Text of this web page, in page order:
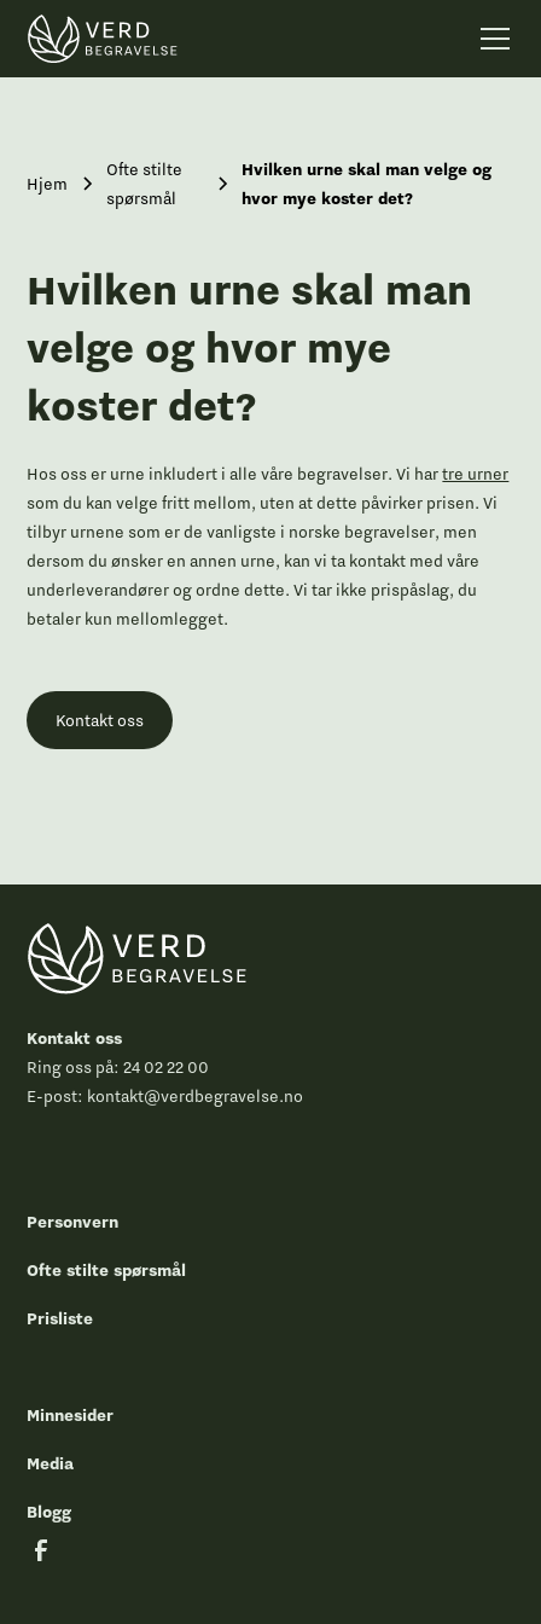
Hjem
Ofte stilte
spørsmål
Hvilken urne skal man velge og
hvor mye koster det?
Hvilken urne skal man
velge og hvor mye
koster det?
Hos oss er urne inkludert i alle våre begravelser. Vi hartre urner
som du kan velge fritt mellom, uten at dette påvirker prisen. Vi
tilbyr urnene som er de vanligste i norske begravelser, men
dersom du ønsker en annen urne, kan vi ta kontakt med våre
underleverandører og ordne dette. Vi tar ikke prispåslag, du
betaler kun mellomlegget.
Kontakt oss
Kontakt oss
Ring oss på:24 02 22 00
E-post: kontakt@verdbegravelse.no
Personvern
Ofte stilte spørsmål
Prisliste
Minnesider
Media
Blogg